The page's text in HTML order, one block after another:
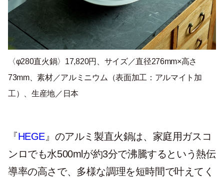
〈φ280直火鍋〉17,820円、サイズ／直径276mm×高さ
73mm、素材／アルミニウム（表面加工：アルマイト加
工）、生産地／日本
『HEGE 』のアルミ製直火鍋は、家庭用ガスコ
ンロでも水500mlが約3分で沸騰するという熱伝
導率の高さで、多様な調理を短時間で叶えてく